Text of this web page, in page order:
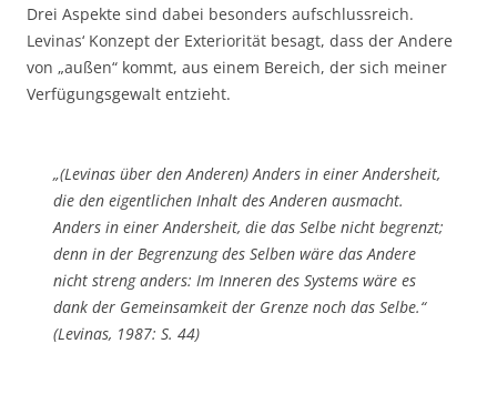
Drei Aspekte sind dabei besonders aufschlussreich.
Levinas‘ Konzept der Exteriorität besagt, dass der Andere
von „außen“ kommt, aus einem Bereich, der sich meiner
Verfügungsgewalt entzieht.
„(Levinas über den Anderen) Anders in einer Andersheit,
die den eigentlichen Inhalt des Anderen ausmacht.
Anders in einer Andersheit, die das Selbe nicht begrenzt;
denn in der Begrenzung des Selben wäre das Andere
nicht streng anders: Im Inneren des Systems wäre es
dank der Gemeinsamkeit der Grenze noch das Selbe.“
(Levinas, 1987: S. 44)